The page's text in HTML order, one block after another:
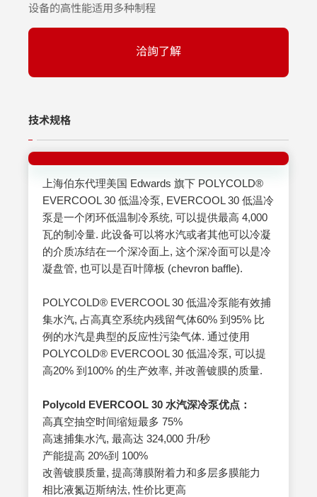
设备的高性能适用多种制程
洽詢了解
技术规格
上海伯东代理美国 Edwards 旗下 POLYCOLD®
EVERCOOL 30 低温冷泵, EVERCOOL 30 低温冷
泵是一个闭环低温制冷系统, 可以提供最高 4,000
瓦的制冷量. 此设备可以将水汽或者其他可以冷凝
的介质冻结在一个深冷面上, 这个深冷面可以是冷
凝盘管, 也可以是百叶障板 (chevron baffle).
POLYCOLD® EVERCOOL 30 低温冷泵能有效捕
集水汽, 占高真空系统内残留气体60% 到95% 比
例的水汽是典型的反应性污染气体. 通过使用
POLYCOLD® EVERCOOL 30 低温冷泵, 可以提
高20% 到100% 的生产效率, 并改善镀膜的质量.
Polycold EVERCOOL 30 水汽深冷泵优点：
高真空抽空时间缩短最多 75%
高速捕集水汽, 最高达 324,000 升/秒
产能提高 20%到 100%
改善镀膜质量, 提高薄膜附着力和多层多膜能力
相比液氮迈斯纳法, 性价比更高